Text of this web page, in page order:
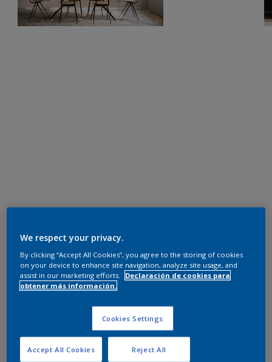
We respect your privacy.
By clicking “Accept All Cookies”, you agree to the storing of cookies
on your device to enhance site navigation, analyze site usage, and
assist in our marketing efforts.
Declaración de cookies para
obtener más información.
Cookies Settings
Reject All
Accept All Cookies